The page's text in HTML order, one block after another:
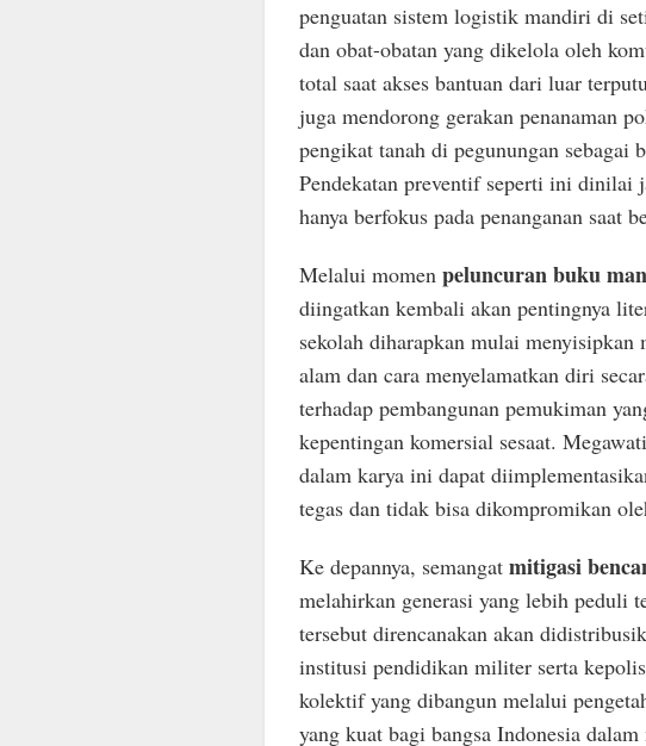
penguatan sistem logistik mandiri di
dan obat-obatan yang dikelola oleh
total saat akses bantuan dari luar
juga mendorong gerakan penanaman
pengikat tanah di pegunungan sebagai
Pendekatan preventif seperti ini
hanya berfokus pada penanganan saat
Melalui momen peluncuran buku
diingatkan kembali akan pentingnya
sekolah diharapkan mulai menyisipkan
alam dan cara menyelamatkan diri
terhadap pembangunan pemukiman
kepentingan komersial sesaat.
dalam karya ini dapat
tegas dan tidak bisa dikompromikan
Ke depannya, semangat mitigasi
melahirkan generasi yang lebih peduli
tersebut direncanakan akan
institusi pendidikan militer serta
kolektif yang dibangun melalui
yang kuat bagi bangsa Indonesia